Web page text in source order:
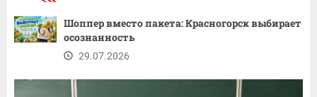
Шоппер вместо пакета: Красногорск выбирает
осознанность
29.07.2026